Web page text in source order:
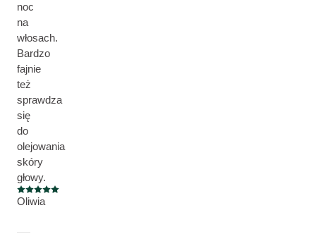
noc
na
włosach.
Bardzo
fajnie
też
sprawdza
się
do
olejowania
skóry
głowy.
Current rating: 5 out of 5 stars
Oliwia